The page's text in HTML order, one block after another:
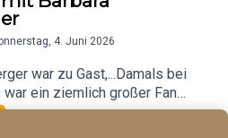
4. Juni 2026
war zu Gast,...Damals bei
war ein ziemlich großer Fan
Eddie übrigens noch sehr